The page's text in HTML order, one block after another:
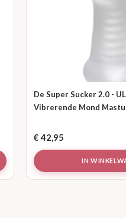
De Super Sucker 2.0 -
Vibrerende Mond
€42,95
IN